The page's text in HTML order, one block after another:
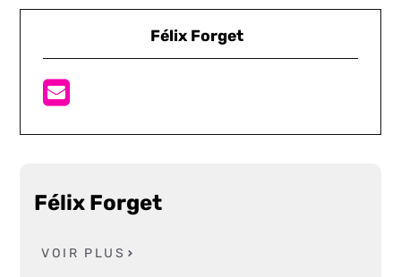
Félix Forget
Félix Forget
VOIR PLUS